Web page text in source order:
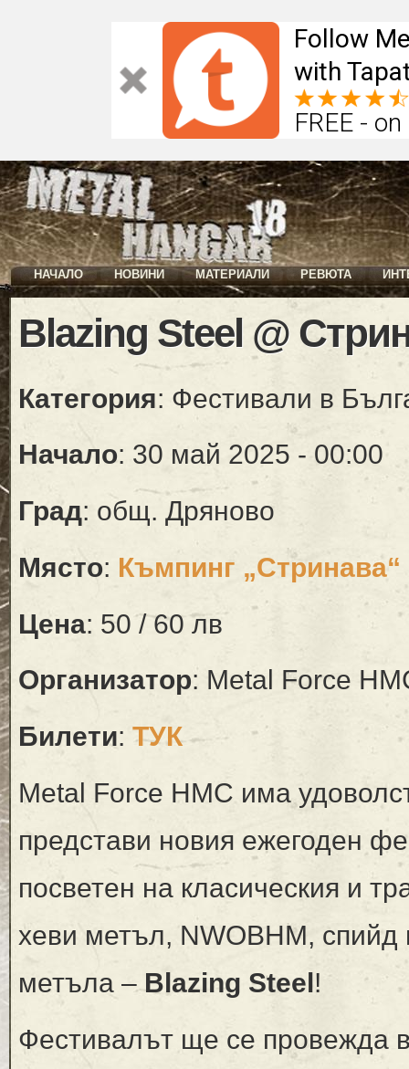
Follow
with
FREE -
НАЧАЛО НОВИНИ МАТЕРИАЛИ РЕВЮТА
Blazing Steel @
Категория: Фестивали в
Начало: 30 май 2025 - 00:00
Град: общ. Дряново
Място: Къмпинг „Стринава“
Цена: 50 / 60 лв
Организатор: Metal Force
Билети: ТУК
Metal Force HMC има
представи новия ежегоден
посветен на класическия и
хеви метъл, NWOBHM, спийд
метъла –Blazing Steel!
Фестивалът ще се провежда